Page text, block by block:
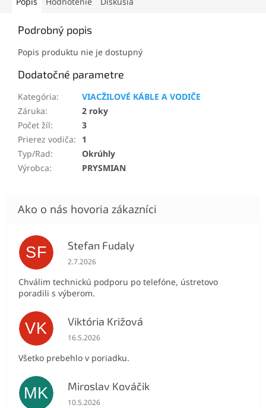
Podrobný popis
Popis produktu nie je dostupný
Dodatočné parametre
Kategória:
VIACŽILOVÉ KÁBLE A VODIČE
Záruka:
2 roky
Počet žíl:
3
Prierez vodiča:
1
Typ/Rad:
Okrúhly
Výrobca: PRYSMIAN
SF Stefan Fudaly
Hodnotenie obchodu je 5 z 5 hviezdičiek.
2.7.2026
Chválim technickú podporu po telefóne, ústretovo
poradili s výberom.
VK Viktória Križová
Hodnotenie obchodu je 5 z 5 hviezdičiek.
16.5.2026
Všetko prebehlo v poriadku.
MK Miroslav Kováčik
Hodnotenie obchodu je 5 z 5 hviezdičiek.
10.5.2026